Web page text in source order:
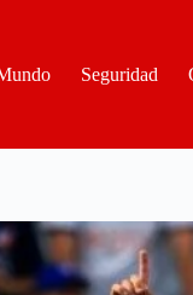
Seguridad